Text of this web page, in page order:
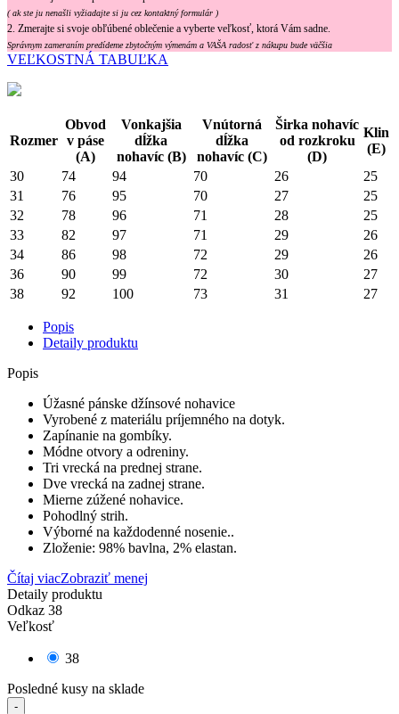
( ak ste ju nenašli vyžiadajte si ju cez kontaktný formulár )
2. Zmerajte si svoje obľúbené oblečenie a vyberte veľkosť, ktorá Vám sadne.
Správnym zameraním predídeme zbytočným výmenám a VAŠA radosť z nákupu bude väčšia
VEĽKOSTNÁ TABUĽKA
Rozmer
Obvod
v páse
(A)
Vonkajšia
dĺžka
nohavíc (B)
Vnútorná
dĺžka
nohavíc (C)
Širka nohavíc
od rozkroku
(D)
Klin
(E)
30
74 94 70 26
25
31
76 95 70 27
25
32
78 96 71 28
25
33
82 97 71 29
26
34
86 98 72 29
26
36
90 99 72 30
27
38
92 100 73 31 27
Popis
Detaily produktu
Popis
Úžasné pánske džínsové nohavice
Vyrobené z materiálu príjemného na dotyk.
Zapínanie na gombíky.
Módne otvory a odreniny.
Tri vrecká na prednej strane.
Dve vrecká na zadnej strane.
Mierne zúžené nohavice.
Pohodlný strih.
Výborné na každodenné nosenie..
Zloženie: 98% bavlna, 2% elastan.
Čítaj viacZobraziť menej
Detaily produktu
Odkaz 38
Veľkosť
38
Posledné kusy na sklade
-